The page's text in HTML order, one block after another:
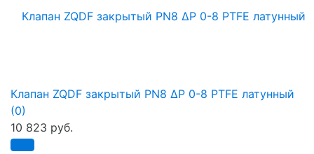
Клапан ZQDF закрытый PN8 ∆P 0-8 PTFE латунный
(0)
10 823 руб.